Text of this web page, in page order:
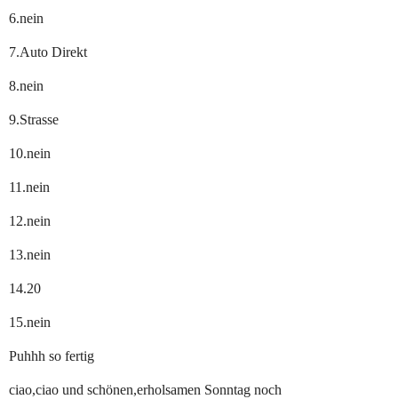
6.nein
7.Auto Direkt
8.nein
9.Strasse
10.nein
11.nein
12.nein
13.nein
14.20
15.nein
Puhhh so fertig
ciao,ciao und schönen,erholsamen Sonntag noch